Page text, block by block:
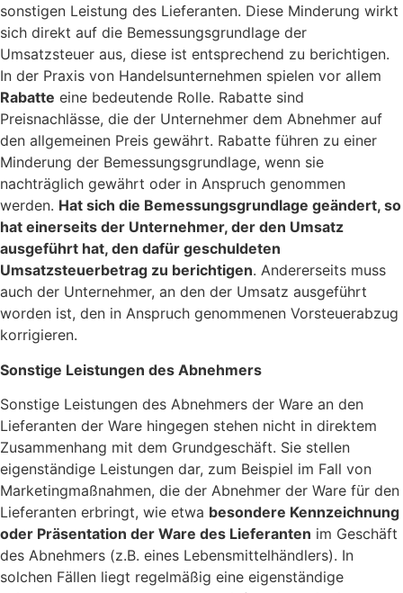
sonstigen Leistung des Lieferanten. Diese Minderung wirkt
sich direkt auf die Bemessungsgrundlage der
Umsatzsteuer aus, diese ist entsprechend zu berichtigen.
In der Praxis von Handelsunternehmen spielen vor allem
Rabatte eine bedeutende Rolle. Rabatte sind
Preisnachlässe, die der Unternehmer dem Abnehmer auf
den allgemeinen Preis gewährt. Rabatte führen zu einer
Minderung der Bemessungsgrundlage, wenn sie
nachträglich gewährt oder in Anspruch genommen
werden. Hat sich die Bemessungsgrundlage geändert, so
hat einerseits der Unternehmer, der den Umsatz
ausgeführt hat, den dafür geschuldeten
Umsatzsteuerbetrag zu berichtigen. Andererseits muss
auch der Unternehmer, an den der Umsatz ausgeführt
worden ist, den in Anspruch genommenen Vorsteuerabzug
korrigieren.
Sonstige Leistungen des Abnehmers
Sonstige Leistungen des Abnehmers der Ware an den
Lieferanten der Ware hingegen stehen nicht in direktem
Zusammenhang mit dem Grundgeschäft. Sie stellen
eigenständige Leistungen dar, zum Beispiel im Fall von
Marketingmaßnahmen, die der Abnehmer der Ware für den
Lieferanten erbringt, wie etwa besondere Kennzeichnung
oder Präsentation der Ware des Lieferanten im Geschäft
des Abnehmers (z.B. eines Lebensmittelhändlers). In
solchen Fällen liegt regelmäßig eine eigenständige